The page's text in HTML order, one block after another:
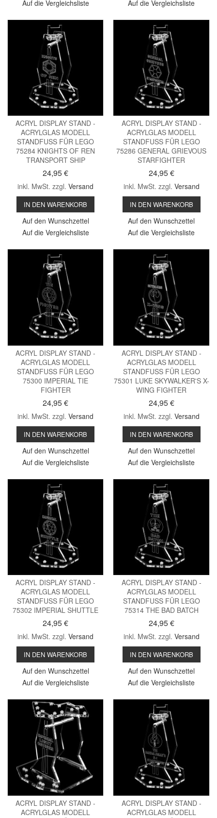
Auf die Vergleichsliste Auf die Vergleichsliste
ACRYL DISPLAY STAND -
ACRYLGLAS MODELL
STANDFUSS FÜR LEGO
75284 KNIGHTS OF REN
TRANSPORT SHIP
24,95 €
inkl. MwSt. zzgl.Versand
IN DEN WARENKORB
Auf den Wunschzettel
Auf die Vergleichsliste
ACRYL DISPLAY STAND -
ACRYLGLAS MODELL
STANDFUSS FÜR LEGO
75286 GENERAL GRIEVOUS
STARFIGHTER
24,95 €
inkl. MwSt. zzgl. Versand
IN DEN WARENKORB
Auf den Wunschzettel
Auf die Vergleichsliste
ACRYL DISPLAY STAND -
ACRYLGLAS MODELL
STANDFUSS FÜR LEGO
75300 IMPERIAL TIE
FIGHTER
24,95 €
inkl. MwSt. zzgl.Versand
IN DEN WARENKORB
Auf den Wunschzettel
Auf die Vergleichsliste
ACRYL DISPLAY STAND -
ACRYLGLAS MODELL
STANDFUSS FÜR LEGO
75301 LUKE SKYWALKER'S X-
WING FIGHTER
24,95 €
inkl. MwSt. zzgl. Versand
IN DEN WARENKORB
Auf den Wunschzettel
Auf die Vergleichsliste
ACRYL DISPLAY STAND -
ACRYLGLAS MODELL
STANDFUSS FÜR LEGO
75302 IMPERIAL SHUTTLE
24,95 €
inkl. MwSt. zzgl.Versand
IN DEN WARENKORB
Auf den Wunschzettel
Auf die Vergleichsliste
ACRYL DISPLAY STAND -
ACRYLGLAS MODELL
STANDFUSS FÜR LEGO
75314 THE BAD BATCH
24,95 €
inkl. MwSt. zzgl. Versand
IN DEN WARENKORB
Auf den Wunschzettel
Auf die Vergleichsliste
ACRYL DISPLAY STAND -
ACRYLGLAS MODELL
ACRYL DISPLAY STAND -
ACRYLGLAS MODELL